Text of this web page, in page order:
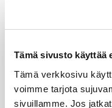
Tämä sivusto käyttää
Tämä verkkosivu
voimme tarjota
sivuillamme. Jos